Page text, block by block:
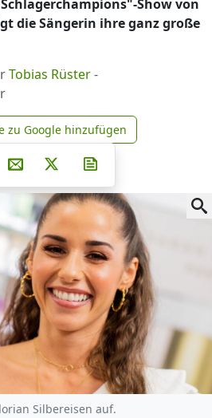
Show von
die Sängerin ihre ganz große
Tobias Rüster-
news.de zu Google
zu Google hinzufügen
auf Facebook
Teilen auf Whatsapp
Teilen auf Telegram
auf Pinterest
Per E-Mail teilen
Post auf X
Silbereisen auf.